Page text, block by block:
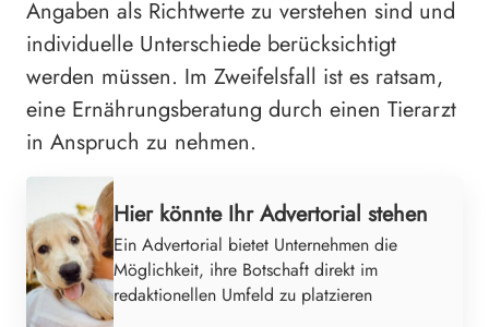
Angaben als Richtwerte zu verstehen sind und
individuelle Unterschiede berücksichtigt
werden müssen. Im Zweifelsfall ist es ratsam,
eine Ernährungsberatung durch einen Tierarzt
in Anspruch zu nehmen.
Hier könnte Ihr Advertorial stehen
Ein Advertorial bietet Unternehmen die
Möglichkeit, ihre Botschaft direkt im
redaktionellen Umfeld zu platzieren